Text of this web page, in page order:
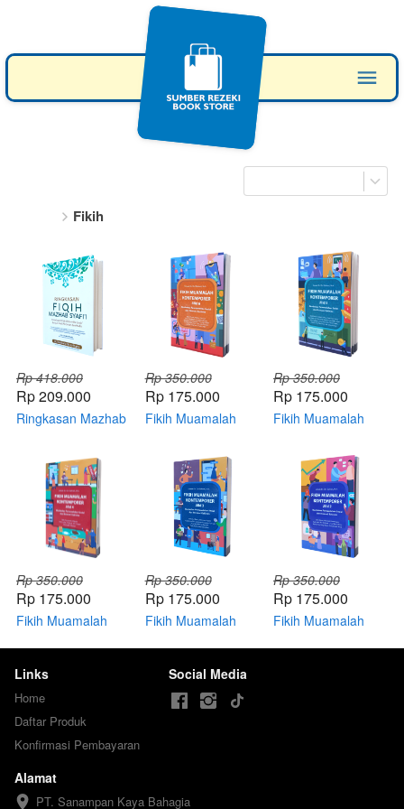
Fikih
Rp 418.000
Rp 209.000
Ringkasan Mazhab
Rp 350.000
Rp 175.000
Fikih Muamalah
Rp 350.000
Rp 175.000
Fikih Muamalah
Rp 350.000
Rp 175.000
Fikih Muamalah
Rp 350.000
Rp 175.000
Fikih Muamalah
Rp 350.000
Rp 175.000
Fikih Muamalah
Links
Home
Daftar Produk
Konfirmasi Pembayaran
Social Media
Alamat
PT. Sanampan Kaya Bahagia